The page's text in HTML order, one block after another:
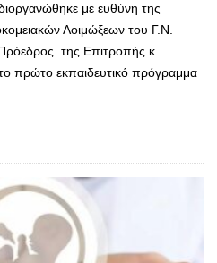
με ευθύνη της
Λοιμώξεων του Γ.Ν.
της Επιτροπής κ.
πρώτο εκπαιδευτικό πρόγραμμα